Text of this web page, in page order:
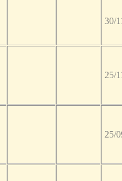
30/
25/
25/